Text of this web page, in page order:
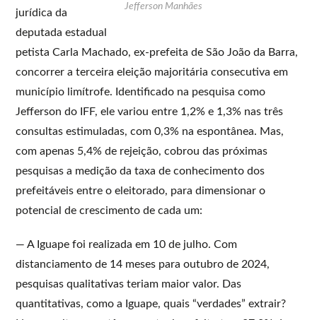
Jefferson Manhães
jurídica da
deputada estadual
petista Carla Machado, ex-prefeita de São João da Barra,
concorrer a terceira eleição majoritária consecutiva em
município limítrofe. Identificado na pesquisa como
Jefferson do IFF, ele variou entre 1,2% e 1,3% nas três
consultas estimuladas, com 0,3% na espontânea. Mas,
com apenas 5,4% de rejeição, cobrou das próximas
pesquisas a medição da taxa de conhecimento dos
prefeitáveis entre o eleitorado, para dimensionar o
potencial de crescimento de cada um:
— A Iguape foi realizada em 10 de julho. Com
distanciamento de 14 meses para outubro de 2024,
pesquisas qualitativas teriam maior valor. Das
quantitativas, como a Iguape, quais “verdades” extrair?